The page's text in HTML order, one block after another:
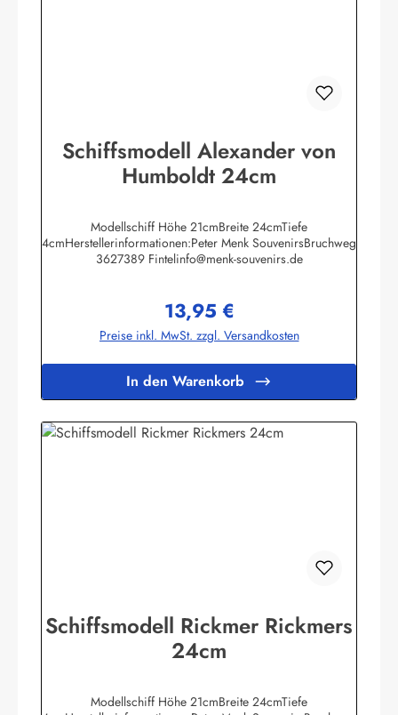
Schiffsmodell Alexander von
Humboldt 24cm
Modellschiff Höhe 21cmBreite 24cmTiefe
4cmHerstellerinformationen:Peter Menk SouvenirsBruchweg
3627389 Fintelinfo@menk-souvenirs.de
Regulärer Preis:
13,95 €
Preise inkl. MwSt. zzgl. Versandkosten
In den Warenkorb
Schiffsmodell Rickmer Rickmers
24cm
Modellschiff Höhe 21cmBreite 24cmTiefe